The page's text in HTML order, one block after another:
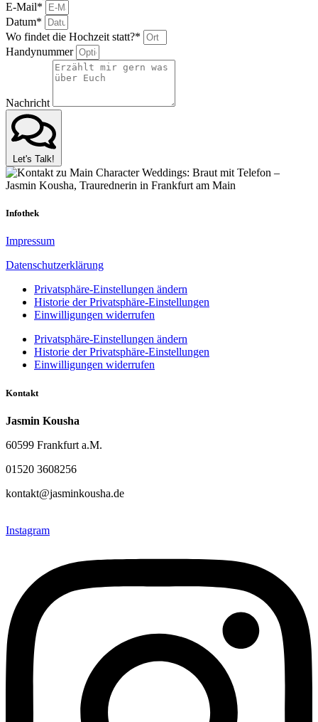
E-Mail*
Datum*
Wo findet die Hochzeit statt?*
Handynummer
Nachricht
Let's Talk!
Infothek
Impressum
Datenschutzerklärung
Privatsphäre-Einstellungen ändern
Historie der Privatsphäre-Einstellungen
Einwilligungen widerrufen
Privatsphäre-Einstellungen ändern
Historie der Privatsphäre-Einstellungen
Einwilligungen widerrufen
Kontakt
Jasmin Kousha
60599 Frankfurt a.M.
01520 3608256
kontakt@jasminkousha.de
Instagram